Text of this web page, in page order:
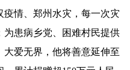
情、郑州水灾，每一次灾
患病乡党、困难村民提供
大爱无界，他将善意延伸至